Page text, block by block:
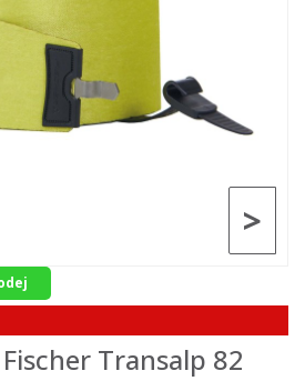
>
Transalp 82